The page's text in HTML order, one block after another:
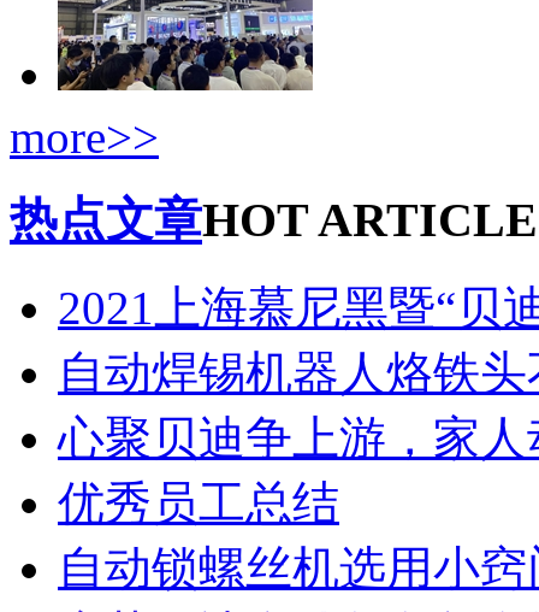
more>>
热点文章HOT ARTICLE
2021上海慕尼黑暨“贝
自动焊锡机器人烙铁
心聚贝迪争上游，家
优秀员工总结
自动锁螺丝机选用小窍